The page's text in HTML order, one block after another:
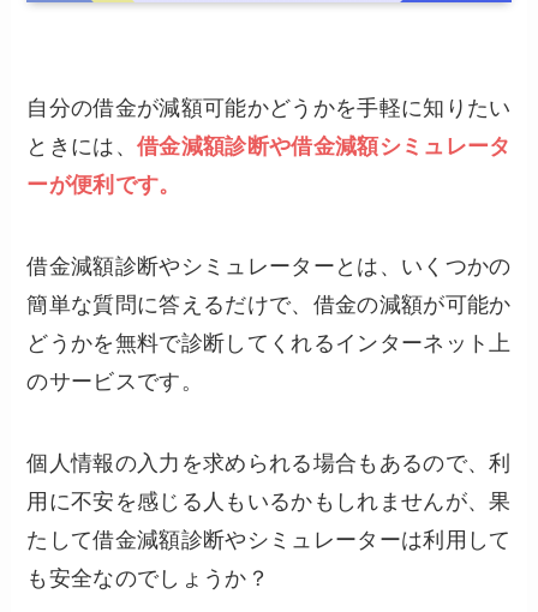
自分の借金が減額可能かどうかを手軽に知りたい
ときには、借金減額診断や借金減額シミュレータ
ーが便利です。
借金減額診断やシミュレーターとは、いくつかの
簡単な質問に答えるだけで、借金の減額が可能か
どうかを無料で診断してくれるインターネット上
のサービスです。
個人情報の入力を求められる場合もあるので、利
用に不安を感じる人もいるかもしれませんが、果
たして借金減額診断やシミュレーターは利用して
も安全なのでしょうか？